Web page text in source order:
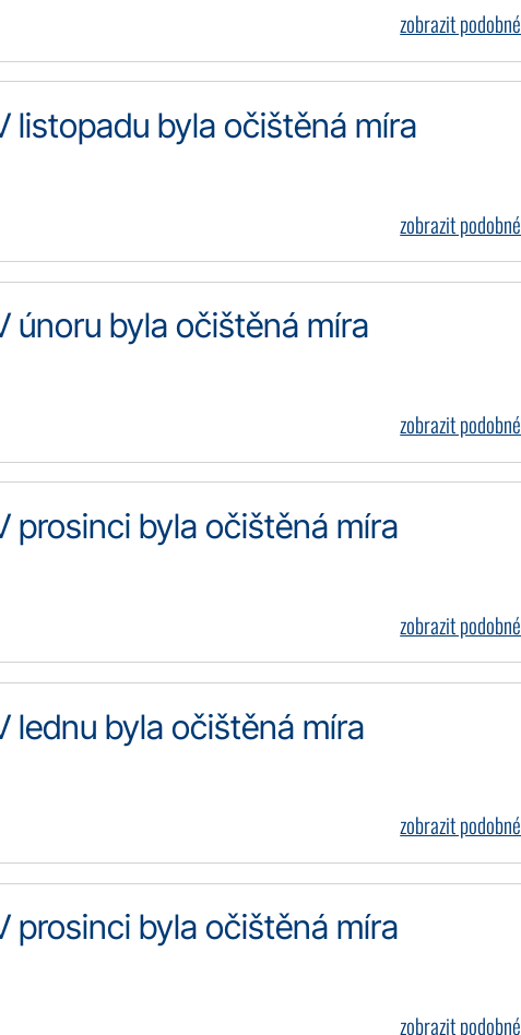
zobrazit podobné
listopadu byla očištěná míra
zobrazit podobné
únoru byla očištěná míra
zobrazit podobné
prosinci byla očištěná míra
zobrazit podobné
lednu byla očištěná míra
zobrazit podobné
prosinci byla očištěná míra
zobrazit podobné